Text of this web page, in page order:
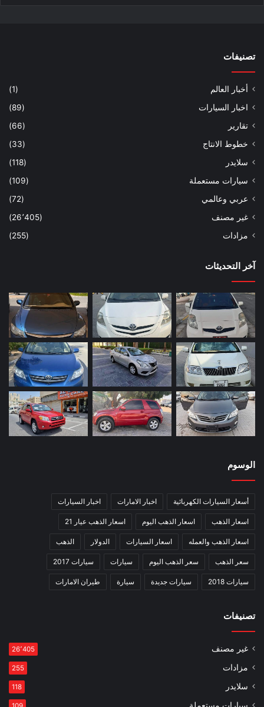
تصنيفات
أخبار العالم
(1)
اخبار السيارات
(89)
تقارير
(66)
خطوط الانتاج
(33)
سلايدر
(118)
سيارات مستعملة
(109)
عربي وعالمي
(72)
غير مصنف
(26٬405)
مزادات
(255)
آخر التحديثات
الوسوم
أسعار السيارات الكهربائية اخبار الامارات اخبار السيارات
اسعار الذهب اسعار الذهب اليوم اسعار الذهب عيار 21
اسعار الذهب والعمله اسعار السيارات الدولار الذهب
سعر الذهب سعر الذهب اليوم سيارات سيارات 2017
سيارات 2018 سيارات جديدة سيارة طيران الامارات
تصنيفات
غير مصنف 26٬405
مزادات 255
سلايدر 118